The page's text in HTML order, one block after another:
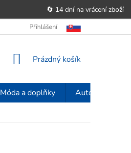
🔄 14 dní na vrácení zboží
POUČENÍ O PRÁVU
Přihlášení
NÁKUPNÍ
Prázdný košík
Móda a doplňky Auto-moto